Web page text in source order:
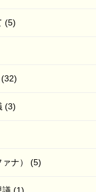
(5)
(3)
ァナ） (5)
議 (1)